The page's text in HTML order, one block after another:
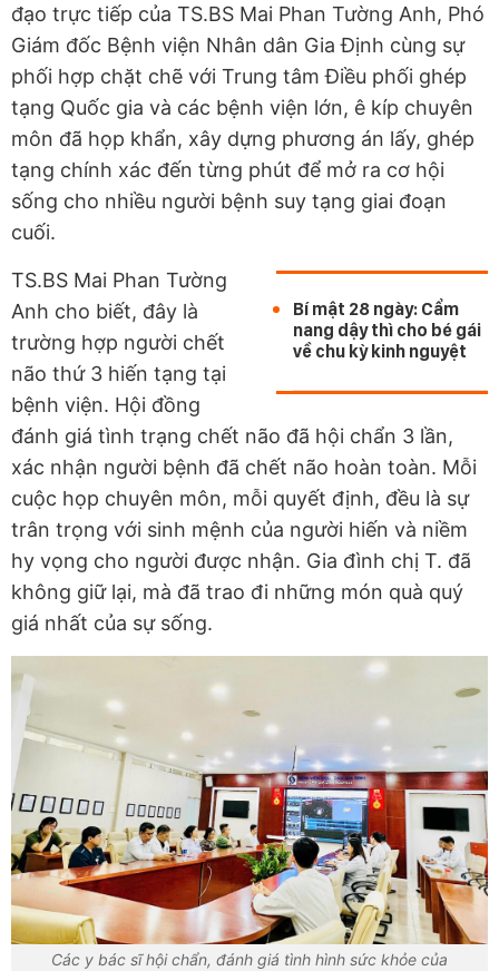
đạo trực tiếp của TS.BS Mai Phan Tường Anh, Phó
Giám đốc Bệnh viện Nhân dân Gia Định cùng sự
phối hợp chặt chẽ với Trung tâm Điều phối ghép
tạng Quốc gia và các bệnh viện lớn, ê kíp chuyên
môn đã họp khẩn, xây dựng phương án lấy, ghép
tạng chính xác đến từng phút để mở ra cơ hội
sống cho nhiều người bệnh suy tạng giai đoạn
cuối.
Bí mật 28 ngày: Cẩm
nang dậy thì cho bé gái
về chu kỳ kinh nguyệt
TS.BS Mai Phan Tường
Anh cho biết, đây là
trường hợp người chết
não thứ 3 hiến tạng tại
bệnh viện. Hội đồng
đánh giá tình trạng chết não đã hội chẩn 3 lần,
xác nhận người bệnh đã chết não hoàn toàn. Mỗi
cuộc họp chuyên môn, mỗi quyết định, đều là sự
trân trọng với sinh mệnh của người hiến và niềm
hy vọng cho người được nhận. Gia đình chị T. đã
không giữ lại, mà đã trao đi những món quà quý
giá nhất của sự sống.
Các y bác sĩ hội chẩn, đánh giá tình hình sức khỏe của